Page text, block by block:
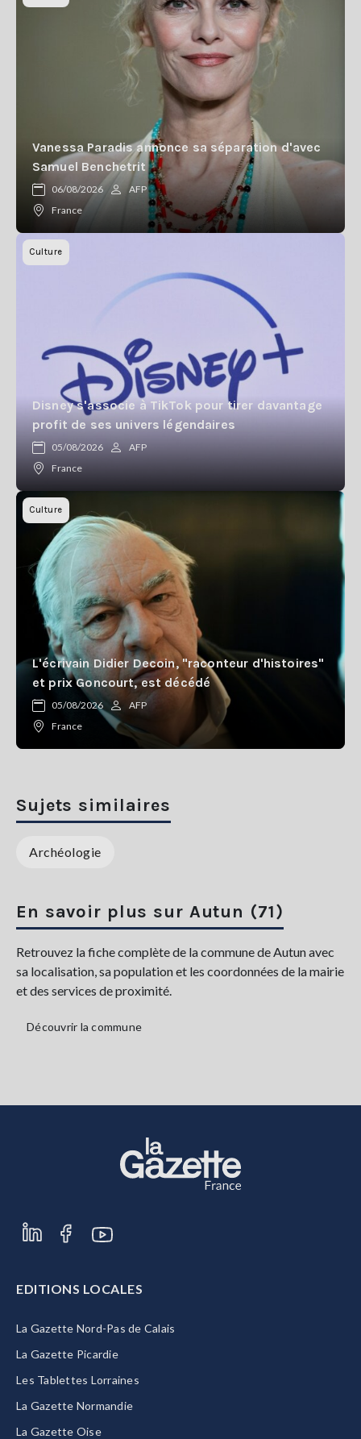
Vanessa Paradis annonce sa séparation d'avec
Samuel Benchetrit
06/08/2026
AFP
France
Culture
Disney s'associe à TikTok pour tirer davantage
profit de ses univers légendaires
05/08/2026
AFP
France
Culture
L'écrivain Didier Decoin, "raconteur d'histoires"
et prix Goncourt, est décédé
05/08/2026
AFP
France
Sujets similaires
Archéologie
En savoir plus sur Autun (71)
Retrouvez la fiche complète de la commune de Autun avec
sa localisation, sa population et les coordonnées de la mairie
et des services de proximité.
Découvrir la commune
EDITIONS LOCALES
La Gazette Nord-Pas de Calais
La Gazette Picardie
Les Tablettes Lorraines
La Gazette Normandie
La Gazette Oise